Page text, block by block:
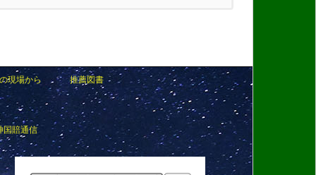
現場から 推薦図書
国賠通信